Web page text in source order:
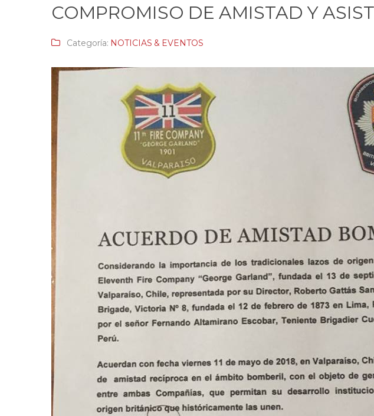
COMPROMISO DE AMISTAD Y
Categoría: NOTICIAS & EVENTOS